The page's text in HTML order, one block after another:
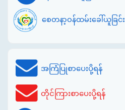
စေတနာ့ဝန်ထမ်းခေါ်ယူခြင်း
အကြံပြုစာပေးပို့ရန်
တိုင်ကြားစာပေးပို့ရန်